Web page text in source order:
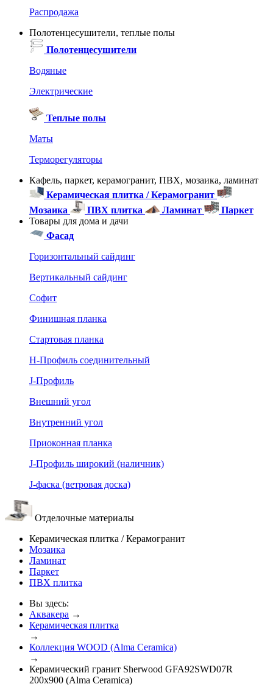
Распродажа
Полотенцесушители, теплые полы
Полотенцесушители
Водяные
Электрические
Теплые полы
Маты
Терморегуляторы
Кафель, паркет, керамогранит, ПВХ, мозаика, ламинат
Керамическая плитка / Керамогранит
Мозаика
ПВХ плитка Ламинат
Паркет
Товары для дома и дачи
Фасад
Горизонтальный сайдинг
Вертикальный сайдинг
Софит
Финишная планка
Стартовая планка
Н-Профиль соединительный
J-Профиль
Внешний угол
Внутренний угол
Приоконная планка
J-Профиль широкий (наличник)
J-фаска (ветровая доска)
Отделочные материалы
Керамическая плитка / Керамогранит
Мозаика
Ламинат
Паркет
ПВХ плитка
Вы здесь:
Аквакера →
Керамическая плитка
→
Коллекция WOOD (Alma Ceramica)
→
Керамический гранит Sherwood GFA92SWD07R
200x900 (Alma Ceramica)